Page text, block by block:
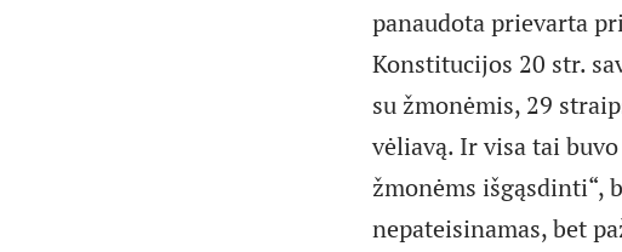
panaudota prievarta
Konstitucijos 20 str.
su žmonėmis, 29
vėliavą. Ir visa tai
žmonėms išgąsdinti“,
nepateisinamas, bet